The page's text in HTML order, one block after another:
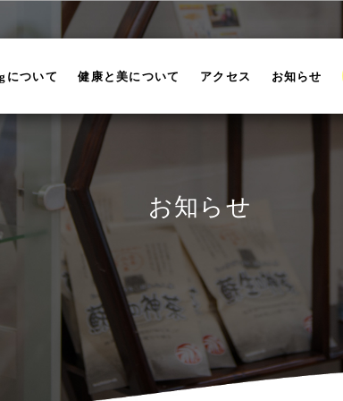
について 健康と美について アクセス お知らせ
お知らせ